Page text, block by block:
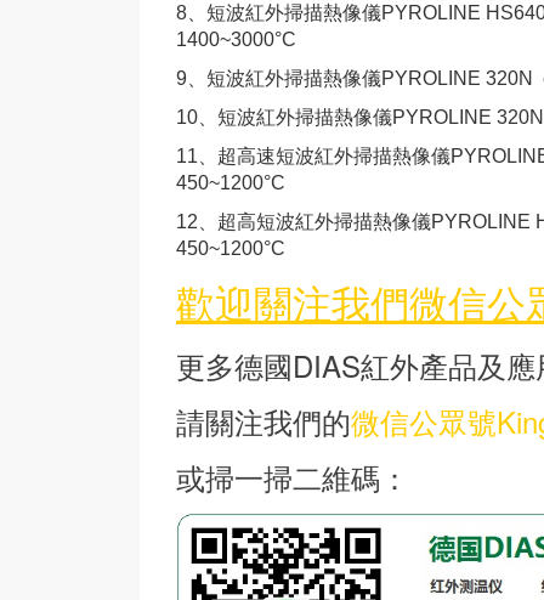
8、 短波紅外掃描熱像儀PYROLINE
1400~3000°C
9、 短波紅外掃描熱像儀PYROLINE 320N
10、 短波紅外掃描熱像儀PYROLINE 320
11、 超高速短波紅外掃描熱像儀
450~1200°C
12、 超高短波紅外掃描熱像儀PYROLINE
450~1200°C
歡迎關注我們微信公
更多德國DIAS紅外產品及
請關注我們的微信公眾號
或掃一掃二維碼：